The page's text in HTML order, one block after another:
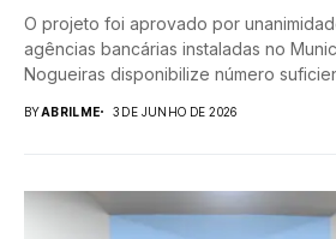
O projeto foi aprovado por
agências bancárias instaladas no
Nogueiras disponibilize número
BYABRILME 3 DE JUNHO DE 2026